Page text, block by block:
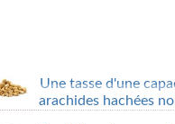
Une tasse d'une
arachides hachées